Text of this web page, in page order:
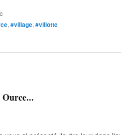
, #village, #villotte